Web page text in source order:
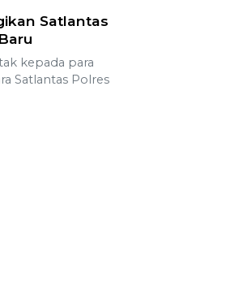
Satlantas
kepada para
Satlantas Polres